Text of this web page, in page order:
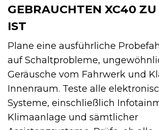
GEBRAUCHTEN XC40
IST
Plane eine ausführliche
auf Schaltprobleme,
Geräusche vom Fahrwerk und
Innenraum. Teste alle
Systeme, einschließlich
Klimaanlage und sämtlicher